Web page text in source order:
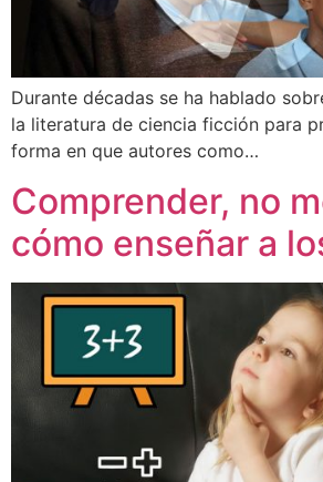
Durante décadas se ha hablado
la literatura de ciencia ficción para
forma en que autores como…
Comprender, no
cómo enseñar a